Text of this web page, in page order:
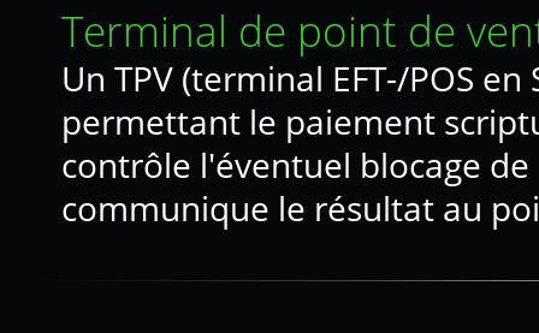
Terminal de point de
Un TPV (terminal EFT-/POS
permettant le paiement
contrôle l'éventuel blocage
communique le résultat au